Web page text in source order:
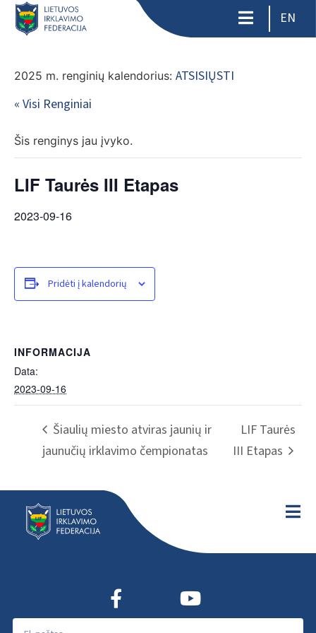
EN
2025 m. renginių kalendorius: ATSISIŲSTI
« Visi Renginiai
Šis renginys jau įvyko.
LIF Taurės III Etapas
2023-09-16
Pridėti į kalendorių
INFORMACIJA
Data:
2023-09-16
Šiaulių miesto atviras jaunių ir
jaunučių irklavimo čempionatas
LIF Taurės
III Etapas